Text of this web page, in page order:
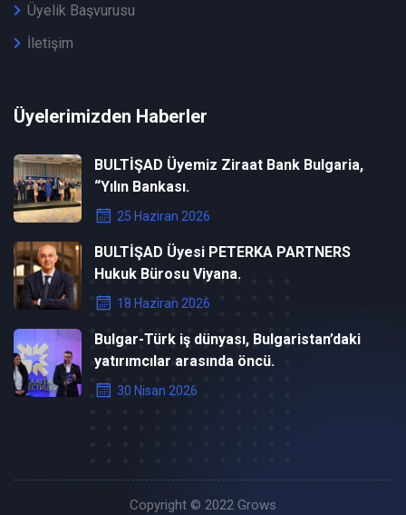
Üyelik Başvurusu
İletişim
Üyelerimizden Haberler
BULTİŞAD Üyemiz Ziraat Bank Bulgaria,
“Yılın Bankası.
25 Haziran 2026
BULTİŞAD Üyesi PETERKA PARTNERS
Hukuk Bürosu Viyana.
18 Haziran 2026
Bulgar-Türk iş dünyası, Bulgaristan’daki
yatırımcılar arasında öncü.
30 Nisan 2026
Copyright © 2022 Grows